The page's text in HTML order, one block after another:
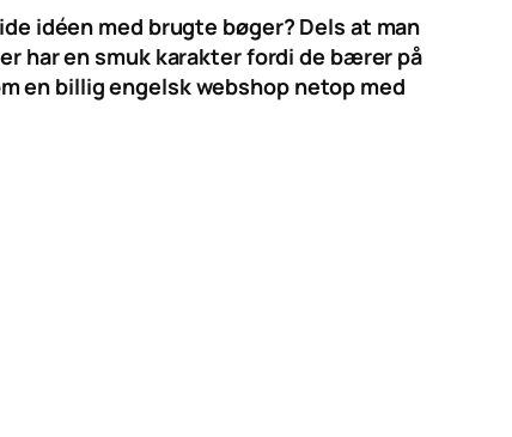
idéen med brugte bøger? Dels at man
har en smuk karakter fordi de bærer på
en billig engelsk webshop netop med